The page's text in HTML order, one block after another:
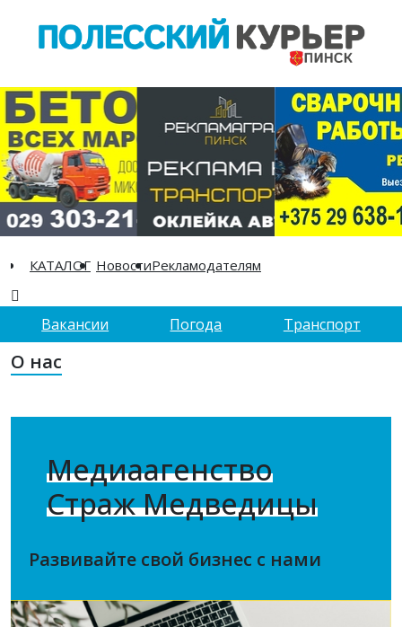
КАТАЛОГ НовостиРекламодателям
Вакансии Погода Транспорт
О нас
Медиаагенство
Страж Медведицы
Развивайте свой бизнес с нами